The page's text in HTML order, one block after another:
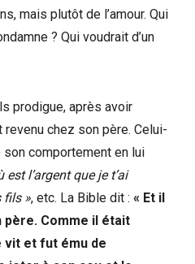
mais plutôt de l’amour. Qui
? Qui voudrait d’un
prodigue, après avoir
chez son père. Celui-
comportement en lui
est l’argent que je t’ai
fils », etc. La Bible dit : « Et il
père. Comme il était
vit et fut ému de